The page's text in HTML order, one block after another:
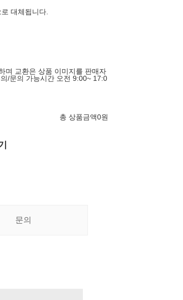
대체됩니다.
며 교환은 상품 이미지를 판매자
/문의 가능시간 오전 9:00~ 17:0
총 상품금액0원
문의